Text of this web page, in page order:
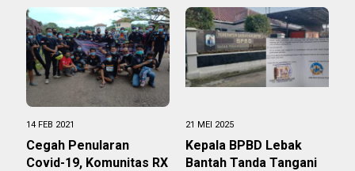
14 FEB 2021
Cegah Penularan
Covid-19, Komunitas RX
21 MEI 2025
Kepala BPBD Lebak
Bantah Tanda Tangani